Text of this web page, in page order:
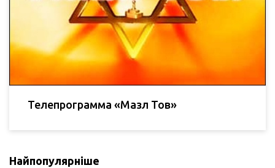
Телепрограмма «Мазл Тов»
Найпопулярніше